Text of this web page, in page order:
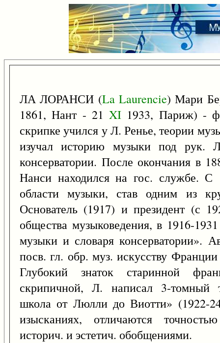
ЛА ЛОРАНСИ (La Laurencie) Мари
1861, Нант - 21XI 1933, Париж) -
скрипке учился у Л. Ренье, теории
изучал историю музыки под рук.
консерватории. После окончания в
Нанси находился на гос. службе. С
области музыки, став одним из
Основатель (1917) и президент (с
общества музыковедения, в 1916-
музыки и словаря консерватории».
посв. гл. обр. муз. искусству
Глубокий знаток старинной
скрипичной, Л. написал 3-томный
школа от Люлли до Виотти» (1922-
изысканиях, отличаются
историч. и эстетич. обобщениями.